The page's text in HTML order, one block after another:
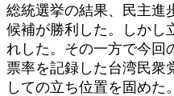
総統選挙の結果、民主進
候補が勝利した。しかし
れした。その一方で今回
票率を記録した台湾民衆
しての立ち位置を固めた